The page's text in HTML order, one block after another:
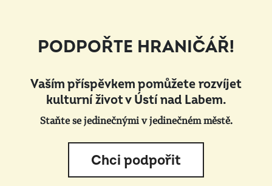
PODPOŘTE HRANIČÁŘ!
Vaším příspěvkem pomůžete rozvíjet
kulturní život v Ústí nad Labem.
Staňte se jedinečnými v jedinečném městě.
Chci podpořit